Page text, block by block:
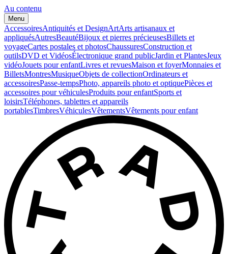
Au contenu
Menu
AccessoiresAntiquités et DesignArtArts artisanaux et
appliquésAutresBeautéBijoux et pierres précieusesBillets et
voyageCartes postales et photosChaussuresConstruction et
outilsDVD et VidéosÉlectronique grand publicJardin et PlantesJeux
vidéoJouets pour enfantLivres et revuesMaison et foyerMonnaies et
BilletsMontresMusiqueObjets de collectionOrdinateurs et
accessoiresPasse-tempsPhoto, appareils photo et optiquePièces et
accessoires pour véhiculesProduits pour enfantSports et
loisirsTéléphones, tablettes et appareils
portablesTimbresVéhiculesVêtementsVêtements pour enfant